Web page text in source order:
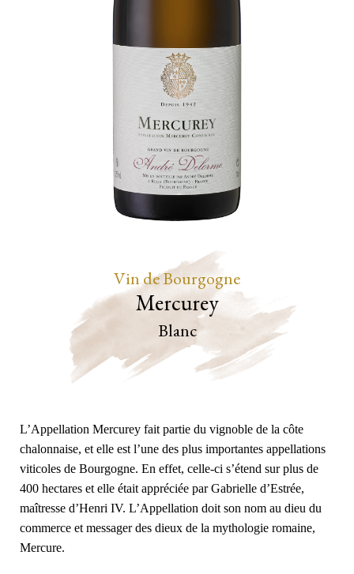
Vin de Bourgogne
Mercurey
Blanc
L’Appellation Mercurey fait partie du vignoble de la côte
chalonnaise, et elle est l’une des plus importantes appellations
viticoles de Bourgogne. En effet, celle-ci s’étend sur plus de
400 hectares et elle était appréciée par Gabrielle d’Estrée,
maîtresse d’Henri IV. L’Appellation doit son nom au dieu du
commerce et messager des dieux de la mythologie romaine,
Mercure.